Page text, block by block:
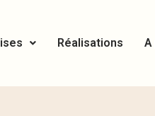
Réalisations A